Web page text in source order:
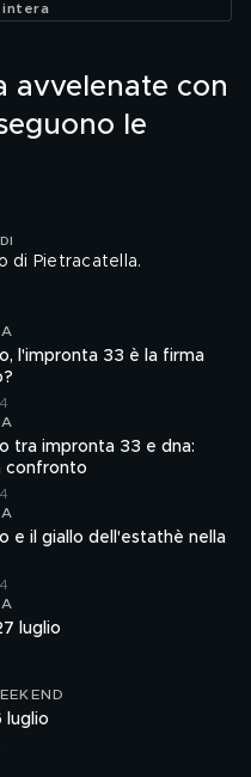
intera
avvelenate con
le
di Pietracatella.
l'impronta 33 è la firma
tra impronta 33 e dna:
confronto
e il giallo dell'estathè nella
luglio
luglio